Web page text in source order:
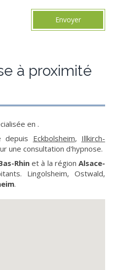
Envoyer
à proximité
en .
depuis Eckbolsheim, Illkirch-
une consultation d'hypnose.
Rhinet à la région Alsace-
Lingolsheim, Ostwald,
.